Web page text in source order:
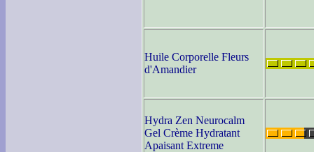
Huile Corporelle Fleurs
d'Amandier
Hydra Zen Neurocalm
Gel Crème Hydratant
Apaisant Extreme